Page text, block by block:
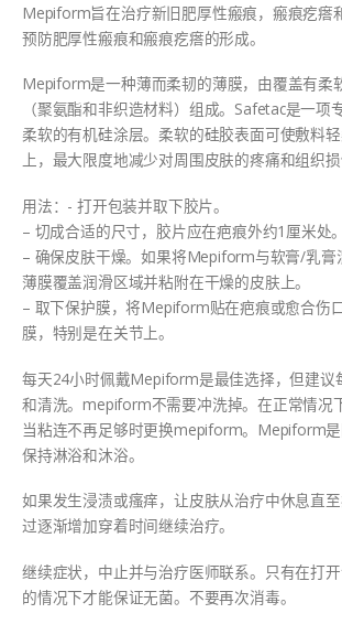
Mepiform旨在治疗新旧肥厚性瘢痕，瘢痕疙瘩
预防肥厚性瘢痕和瘢痕疙瘩的形成。
Mepiform是一种薄而柔韧的薄膜，由覆盖有柔
（聚氨酯和非织造材料）组成。Safetac是一项
柔软的有机硅涂层。柔软的硅胶表面可使敷料
上，最大限度地减少对周围皮肤的疼痛和组织损
用法：- 打开包装并取下胶片。
– 切成合适的尺寸，胶片应在疤痕外约1厘米处。
– 确保皮肤干燥。如果将Mepiform与软膏/乳膏
薄膜覆盖润滑区域并粘附在干燥的皮肤上。
– 取下保护膜，将Mepiform贴在疤痕或愈合伤
膜，特别是在关节上。
每天24小时佩戴Mepiform是最佳选择，但建议
和清洗。mepiform不需要冲洗掉。在正常情况
当粘连不再足够时更换mepiform。Mepiform
保持淋浴和沐浴。
如果发生浸渍或瘙痒，让皮肤从治疗中休息直
过逐渐增加穿着时间继续治疗。
继续症状，中止并与治疗医师联系。只有在打
的情况下才能保证无菌。不要再次消毒。